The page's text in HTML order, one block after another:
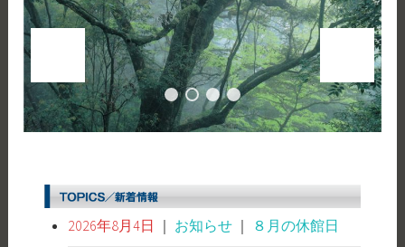
2026年8月4日 ｜ お知らせ｜ ８月の休館日